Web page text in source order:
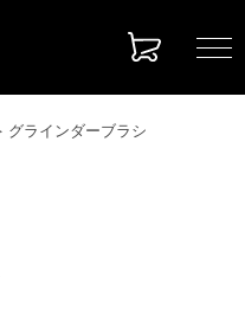
グラインダーブラシ